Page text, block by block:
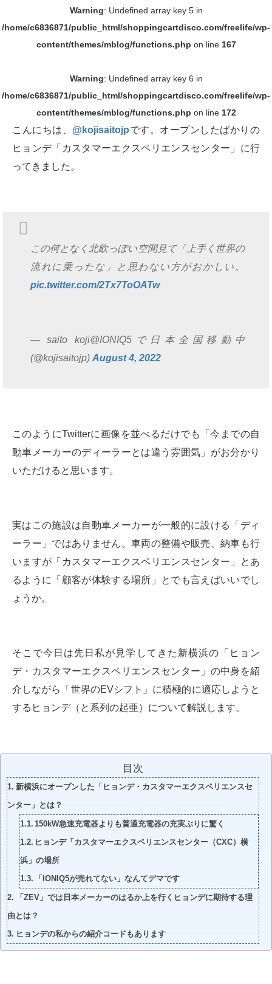
Warning: Undefined array key 5 in
/home/c6836871/public_html/shoppingcartdisco.com/freelife/wp-
content/themes/mblog/functions.php on line 167
Warning: Undefined array key 6 in
/home/c6836871/public_html/shoppingcartdisco.com/freelife/wp-
content/themes/mblog/functions.php on line 172
こんにちは、 @kojisaitojpです。オープンしたばかりの
ヒョンデ「カスタマーエクスペリエンスセンター」に行
ってきました。
この何となく北欧っぽい空間見て「上手く世界の
流れに乗ったな」と思わない方がおかしい。
pic.twitter.com/2Tx7ToOATw
— saito koji@IONIQ5で日本全国移動中
(@kojisaitojp) August 4, 2022
このようにTwitterに画像を並べるだけでも「今までの自
動車メーカーのディーラーとは違う雰囲気」がお分かり
いただけると思います。
実はこの施設は自動車メーカーが一般的に設ける「ディ
ーラー」ではありません。車両の整備や販売、納車も行
いますが「カスタマーエクスペリエンスセンター」とあ
るように「顧客が体験する場所」とでも言えばいいでし
ょうか。
そこで今日は先日私が見学してきた新横浜の「ヒョン
デ・カスタマーエクスペリエンスセンター」の中身を紹
介しながら「世界のEVシフト」に積極的に適応しようと
するヒョンデ（と系列の起亜）について解説します。
目次
新横浜にオープンした「ヒョンデ・カスタマーエクスペリエンスセ
ンター」とは？
150kW急速充電器よりも普通充電器の充実ぶりに驚く
ヒョンデ「カスタマーエクスペリエンスセンター（CXC）横
浜」の場所
「IONIQ5が売れてない」なんてデマです
「ZEV」では日本メーカーのはるか上を行くヒョンデに期待する理
由とは？
ヒョンデの私からの紹介コードもあります